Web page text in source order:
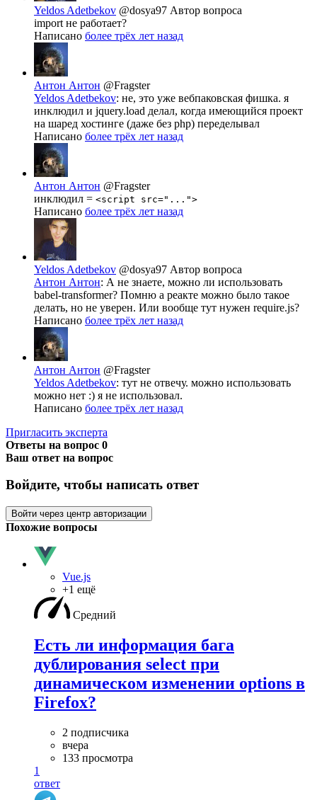
Yeldos Adetbekov @dosya97 Автор вопроса
import не работает?
Написано более трёх лет назад
Антон Антон @Fragster
Yeldos Adetbekov: не, это уже вебпаковская фишка. я
инклюдил и jquery.load делал, когда имеющийся проект
на шаред хостинге (даже без php) переделывал
Написано более трёх лет назад
Антон Антон @Fragster
инклюдил = <script src="...">
Написано более трёх лет назад
Yeldos Adetbekov @dosya97 Автор вопроса
Антон Антон: А не знаете, можно ли использовать
babel-transformer? Помню а реакте можно было такое
делать, но не уверен. Или вообще тут нужен require.js?
Написано более трёх лет назад
Антон Антон @Fragster
Yeldos Adetbekov: тут не отвечу. можно использовать
можно нет :) я не использовал.
Написано более трёх лет назад
Пригласить эксперта
Ответы на вопрос 0
Ваш ответ на вопрос
Войдите, чтобы написать ответ
Войти через центр авторизации
Похожие вопросы
Vue.js
+1 ещё
Средний
Есть ли информация бага
дублирования select при
динамическом изменении options в
Firefox?
2 подписчика
вчера
133 просмотра
1
ответ